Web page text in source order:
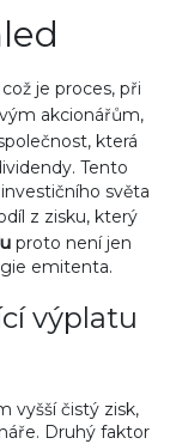
což je proces, při
akcionářům,
která
. Tento
světa
z zisku, který
proto není jen
emitenta.
výplatu
vyšší čistý zisk,
Druhý faktor